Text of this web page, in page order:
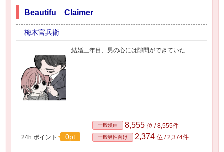
Beautifu Claimer
梅木官兵衛
結婚三年目、男の心には隙間ができていた
24h.ポイント 0pt
一般漫画 8,555 位 / 8,555件
一般男性向け 2,374 位 / 2,374件